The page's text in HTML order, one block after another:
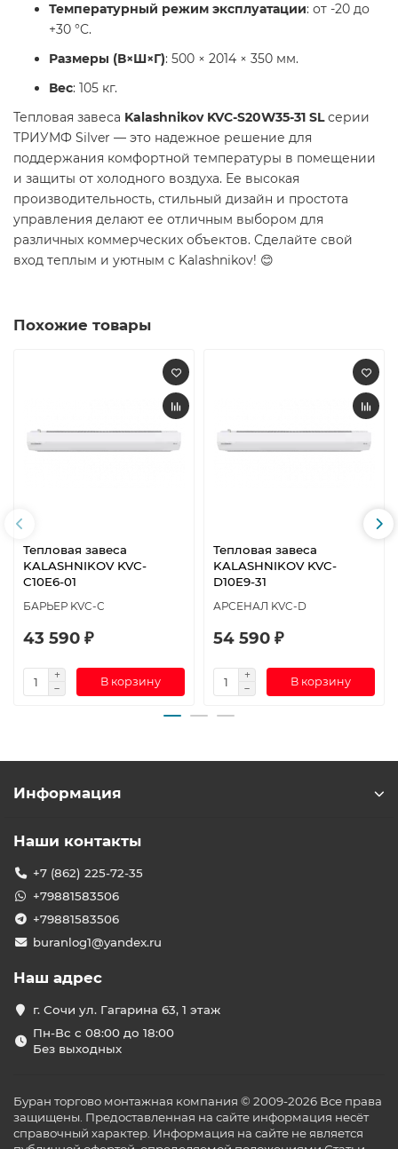
Температурный режим эксплуатации: от -20 до
+30 °C.
Размеры (В×Ш×Г): 500 × 2014 × 350 мм.
Вес: 105 кг.
Тепловая завеса Kalashnikov KVC-S20W35-31 SLсерии
ТРИУМФ Silver — это надежное решение для
поддержания комфортной температуры в помещении
и защиты от холодного воздуха. Ее высокая
производительность, стильный дизайн и простота
управления делают ее отличным выбором для
различных коммерческих объектов. Сделайте свой
вход теплым и уютным с Kalashnikov! 😊
Похожие товары
Тепловая завеса
KALASHNIKOV KVС-
C10E6-01
БАРЬЕР KVC-C
43 590 ₽
В корзину
Тепловая завеса
KALASHNIKOV KVC-
D10E9-31
АРСЕНАЛ KVC-D
54 590 ₽
В корзину
Информация
Наши контакты
+7 (862) 225-72-35
+79881583506
+79881583506
buranlog1@yandex.ru
Наш адрес
г. Сочи ул. Гагарина 63, 1 этаж
Пн-Вс с 08:00 до 18:00
Без выходных
Буран торгово монтажная компания © 2009-2026 Все права
защищены. Предоставленная на сайте информация несёт
справочный характер. Информация на сайте не является